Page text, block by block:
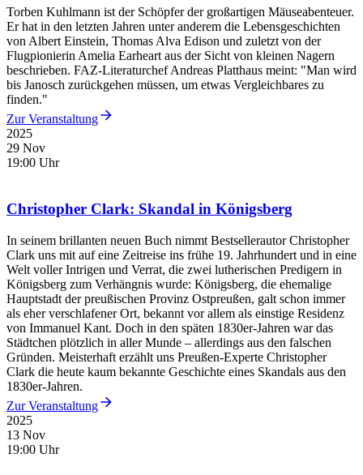
Torben Kuhlmann ist der Schöpfer der großartigen Mäuseabenteuer.
Er hat in den letzten Jahren unter anderem die Lebensgeschichten
von Albert Einstein, Thomas Alva Edison und zuletzt von der
Flugpionierin Amelia Earheart aus der Sicht von kleinen Nagern
beschrieben. FAZ-Literaturchef Andreas Platthaus meint: "Man wird
bis Janosch zurückgehen müssen, um etwas Vergleichbares zu
finden."
Zur Veranstaltung
2025
29 Nov
19:00 Uhr
Christopher Clark: Skandal in Königsberg
In seinem brillanten neuen Buch nimmt Bestsellerautor Christopher
Clark uns mit auf eine Zeitreise ins frühe 19. Jahrhundert und in eine
Welt voller Intrigen und Verrat, die zwei lutherischen Predigern in
Königsberg zum Verhängnis wurde: Königsberg, die ehemalige
Hauptstadt der preußischen Provinz Ostpreußen, galt schon immer
als eher verschlafener Ort, bekannt vor allem als einstige Residenz
von Immanuel Kant. Doch in den späten 1830er-Jahren war das
Städtchen plötzlich in aller Munde – allerdings aus den falschen
Gründen. Meisterhaft erzählt uns Preußen-Experte Christopher
Clark die heute kaum bekannte Geschichte eines Skandals aus den
1830er-Jahren.
Zur Veranstaltung
2025
13 Nov
19:00 Uhr